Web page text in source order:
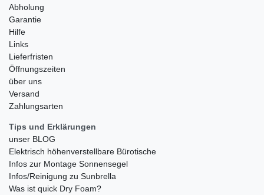
Abholung
Garantie
Hilfe
Links
Lieferfristen
Öffnungszeiten
über uns
Versand
Zahlungsarten
Tips und Erklärungen
unser BLOG
Elektrisch höhenverstellbare Bürotische
Infos zur Montage Sonnensegel
Infos/Reinigung zu Sunbrella
Was ist quick Dry Foam?